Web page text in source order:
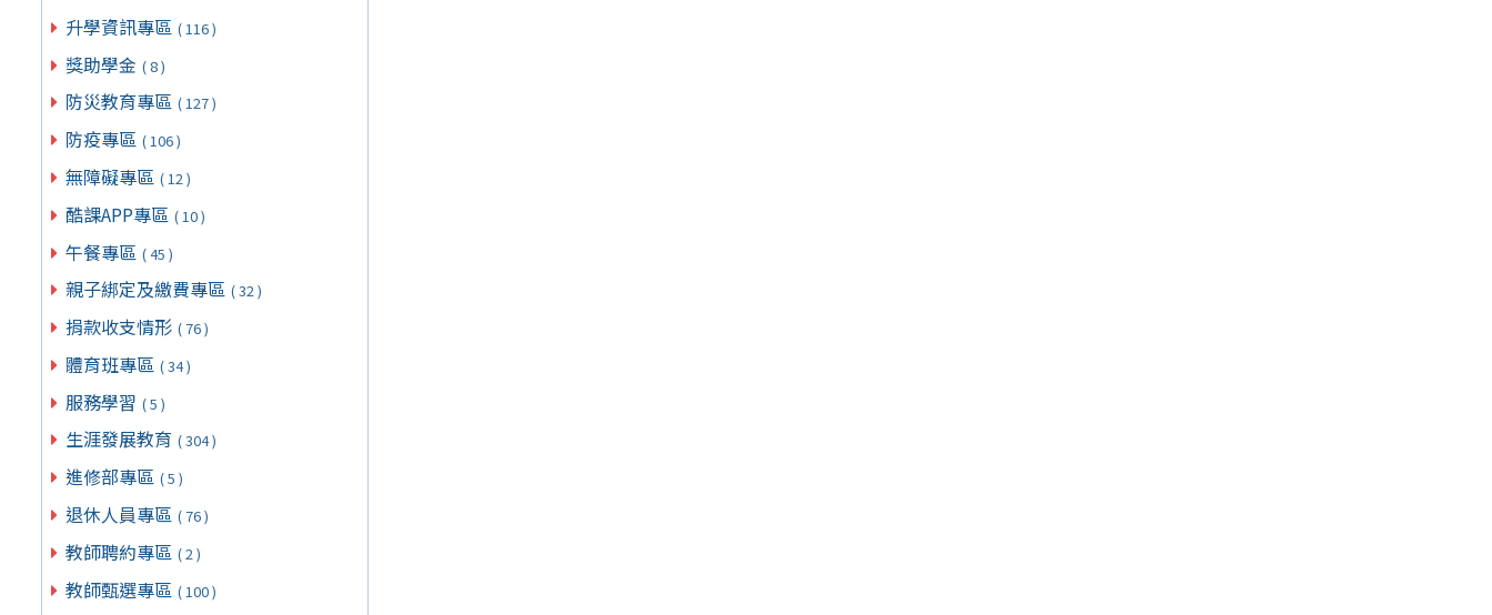
升學資訊專區 ( 116 )
獎助學金 ( 8 )
防災教育專區 ( 127 )
防疫專區 ( 106 )
無障礙專區 ( 12 )
酷課APP專區 ( 10 )
午餐專區 ( 45 )
親子綁定及繳費專區 ( 32 )
捐款收支情形 ( 76 )
體育班專區 ( 34 )
服務學習 ( 5 )
生涯發展教育 ( 304 )
進修部專區 ( 5 )
退休人員專區 ( 76 )
教師聘約專區 ( 2 )
教師甄選專區 ( 100 )